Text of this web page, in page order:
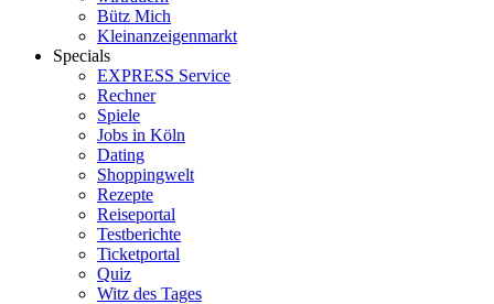
Bütz Mich
Kleinanzeigenmarkt
Specials
EXPRESS Service
Rechner
Spiele
Jobs in Köln
Dating
Shoppingwelt
Rezepte
Reiseportal
Testberichte
Ticketportal
Quiz
Witz des Tages